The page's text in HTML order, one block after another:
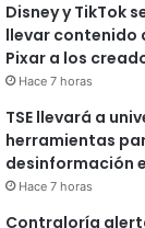
Disney y TikTok
llevar contenido
Pixar a los
Hace 7 horas
TSE llevará a
herramientas
desinformación
Hace 7 horas
Contraloría